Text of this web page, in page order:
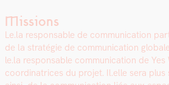
Missions
Le.la respon­s­able de com­mu­ni­ca­tion
de la stratégie de com­mu­ni­ca­tion
le.la respon­s­able com­mu­ni­ca­tion de
coor­di­na­tri­ces du pro­jet. Il.elle sera plus